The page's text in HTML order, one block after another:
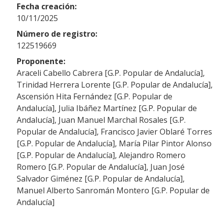
Fecha creación:
10/11/2025
Número de registro:
122519669
Proponente:
Araceli Cabello Cabrera [G.P. Popular de Andalucía],
Trinidad Herrera Lorente [G.P. Popular de Andalucía],
Ascensión Hita Fernández [G.P. Popular de
Andalucía], Julia Ibáñez Martínez [G.P. Popular de
Andalucía], Juan Manuel Marchal Rosales [G.P.
Popular de Andalucía], Francisco Javier Oblaré Torres
[G.P. Popular de Andalucía], María Pilar Pintor Alonso
[G.P. Popular de Andalucía], Alejandro Romero
Romero [G.P. Popular de Andalucía], Juan José
Salvador Giménez [G.P. Popular de Andalucía],
Manuel Alberto Sanromán Montero [G.P. Popular de
Andalucía]